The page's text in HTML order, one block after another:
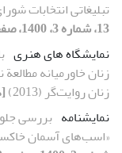
تبلیغاتی انتخابات
13، شماره 3، 1400، صفحه 467-490]
نمایشگاه‏ های هنری
زنان روایت‌گر (2013)
نمایشنامه بررسی
«اسب‌های آسمان